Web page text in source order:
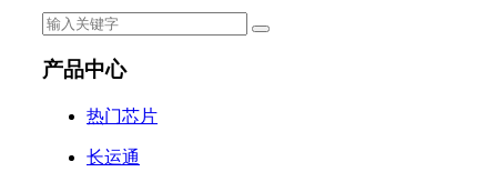
产品中心
热门芯片
长运通